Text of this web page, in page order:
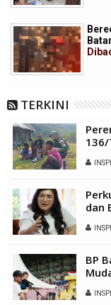
TERKINI
136/
dan
BP